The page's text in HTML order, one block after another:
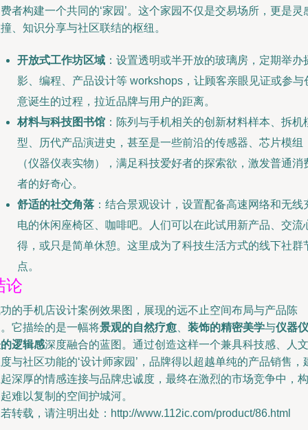
者构建一个共同的‘家园’。这个家园不仅是交易场所，更是灵
、知识分享与社区联结的枢纽。
开放式工作坊区域 ：设置透明或半开放的玻璃房，定期举办
影、编程、产品设计等 workshops，让顾客亲眼见证或参与
意诞生的过程，拉近品牌与用户的距离。
材料与科技图书馆 ：陈列与手机相关的创新材料样本、拆机
型、历代产品演进史，甚至是一些前沿的传感器、芯片模组
（仪器仪表实物），满足科技爱好者的探索欲，激发普通消
者的好奇心。
舒适的社交角落 ：结合景观设计，设置配备高速网络和无线
电的休闲座椅区、咖啡吧。人们可以在此试用新产品、交流
得，或只是简单休憩。这里成为了科技生活方式的线下社群
点。
论
的手机店设计案例效果图，展现的远不止空间布局与产品陈
它描绘的是一幅将景观的自然疗愈 装饰的精密美学与仪器仪
逻辑感深度融合的蓝图。通过创造这样一个兼具科技感、人文
与社区功能的‘设计师家园’，品牌得以超越单纯的产品销售，
深厚的情感连接与品牌忠诚度，最终在激烈的市场竞争中，构
难以复制的空间护城河。
转载，请注明出处：http://www.112ic.com/product/86.html